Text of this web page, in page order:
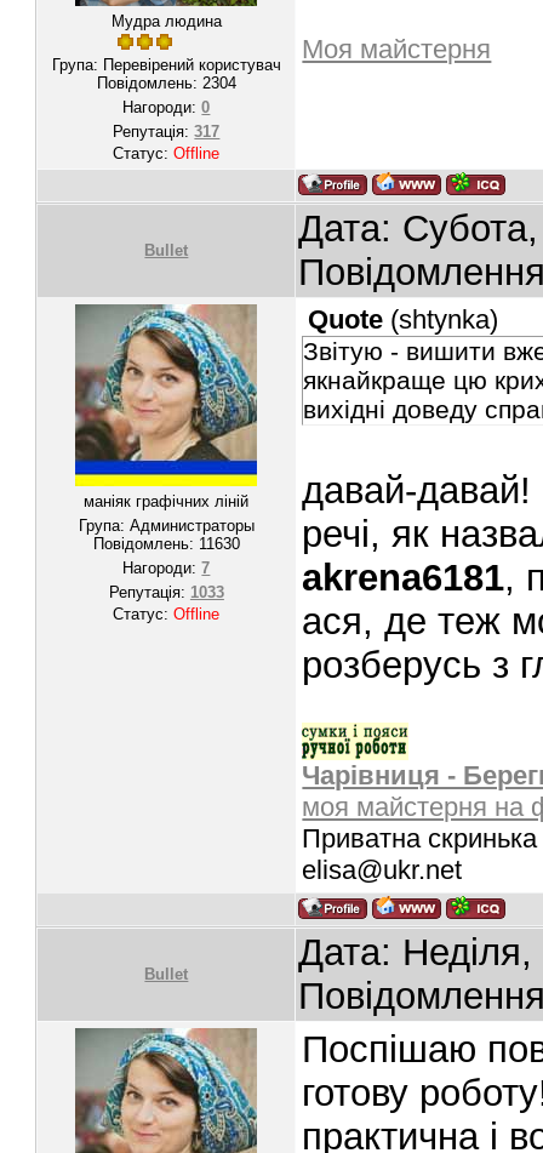
Мудра людина
Група: Перевірений користувач
Повідомлень: 2304
Нагороди:0
Репутація:317
Статус:Offline
Моя майстерня
Bullet
Дата:
маніяк графічних ліній
Група: Администраторы
Повідомлень: 11630
Нагороди:7
Репутація: 1033
Статус:Offline
Quote (shtynka)
Звітую - вишити
якнайкраще цю
вихідні доведу
давай-
речі, як
akrena6181,
ася, де теж
розберусь з
Чарівниця -
моя майстерня на
Приватна
elisa@ukr.net
Bullet
Дата:
Поспішаю
готову
практична і